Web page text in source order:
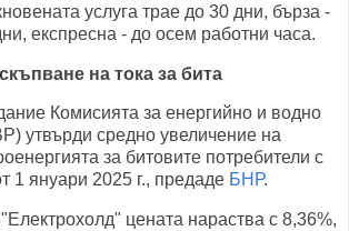
услуга трае до 30 дни, бърза -
експресна - до осем работни часа.
на тока за бита
Комисията за енергийно и водно
утвърди средно увеличение на
за битовите потребители с
1 януари 2025 г., предаде БНР.
цената нараства с 8,36%,